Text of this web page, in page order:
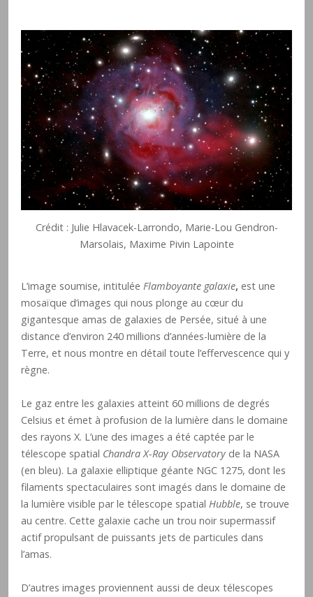
Crédit : Julie Hlavacek-Larrondo, Marie-Lou Gendron-
Marsolais, Maxime Pivin Lapointe
L’image soumise, intitulée Flamboyante galaxie, est une
mosaïque d’images qui nous plonge au cœur du
gigantesque amas de galaxies de Persée, situé à une
distance d’environ 240 millions d’années-lumière de la
Terre, et nous montre en détail toute l’effervescence qui y
règne.
Le gaz entre les galaxies atteint 60 millions de degrés
Celsius et émet à profusion de la lumière dans le domaine
des rayons X. L’une des images a été captée par le
télescope spatial Chandra X-Ray Observatory de la NASA
(en bleu). La galaxie elliptique géante NGC 1275, dont les
filaments spectaculaires sont imagés dans le domaine de
la lumière visible par le télescope spatial Hubble, se trouve
au centre. Cette galaxie cache un trou noir supermassif
actif propulsant de puissants jets de particules dans
l’amas.
D’autres images proviennent aussi de deux télescopes